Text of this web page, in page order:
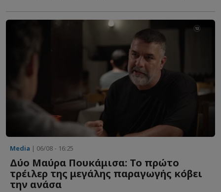
Media | 06/08 - 16:25
Δύο Μαύρα Πουκάμισα: Το πρώτο
τρέιλερ της μεγάλης παραγωγής κόβει
την ανάσα